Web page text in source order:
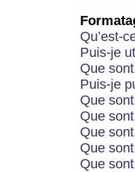
Qu’est-
Puis-je
Que
Puis-je
Que
Que
Que
Que
Que